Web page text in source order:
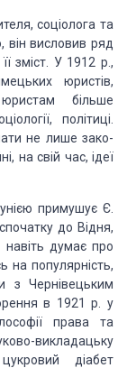
соціолога та
він висловив ряд
зміст. У 1912 р.,
юристів,
більше
політиці.
не лише зако­
на свій час, ідеї
примушує Є.
до Відня,
думає про
на популярність,
з Чернівецьким
в 1921 р. у
права та
викладацьку
діабет